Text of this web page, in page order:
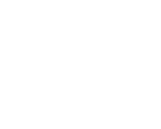
il mio Zac a Viola. È una
disponibile ad accogliere
mio amico a quattro zampe con